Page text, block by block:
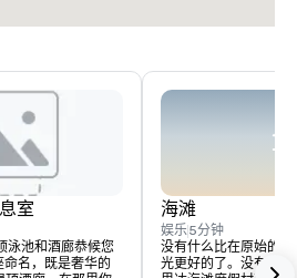
室
泳池和酒廊恭候您
名，既是奢华的
海滩
娱乐5分钟
没有什么比在原始的
光更好的了。没有比